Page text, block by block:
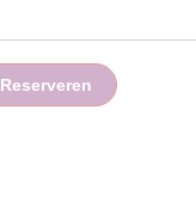
Reserveren